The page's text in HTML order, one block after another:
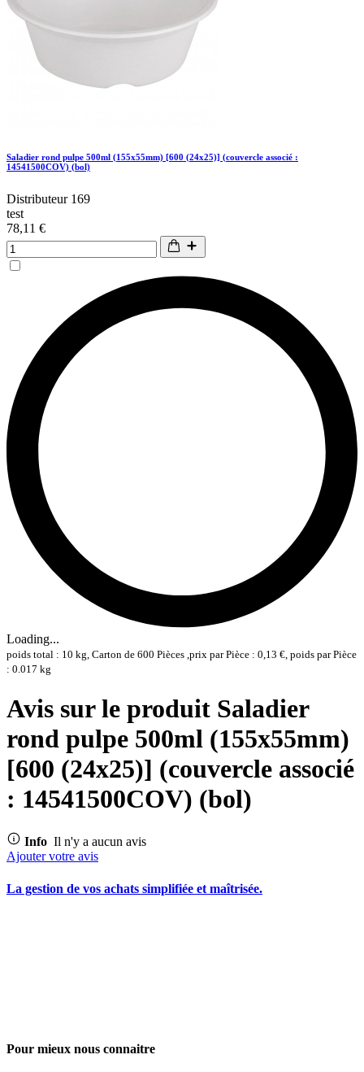
Saladier rond pulpe 500ml (155x55mm) [600 (24x25)] (couvercle associé :
14541500COV) (bol)
Distributeur 169
test
78,11 €
Loading...
poids total : 10 kg, Carton de 600 Pièces ,prix par Pièce : 0,13 €, poids par Pièce
: 0.017 kg
Avis sur le produit Saladier
rond pulpe 500ml (155x55mm)
[600 (24x25)] (couvercle associé
: 14541500COV) (bol)
Info Il n'y a aucun avis
Ajouter votre avis
La gestion de vos achats simplifiée et maîtrisée.
Pour mieux nous connaitre